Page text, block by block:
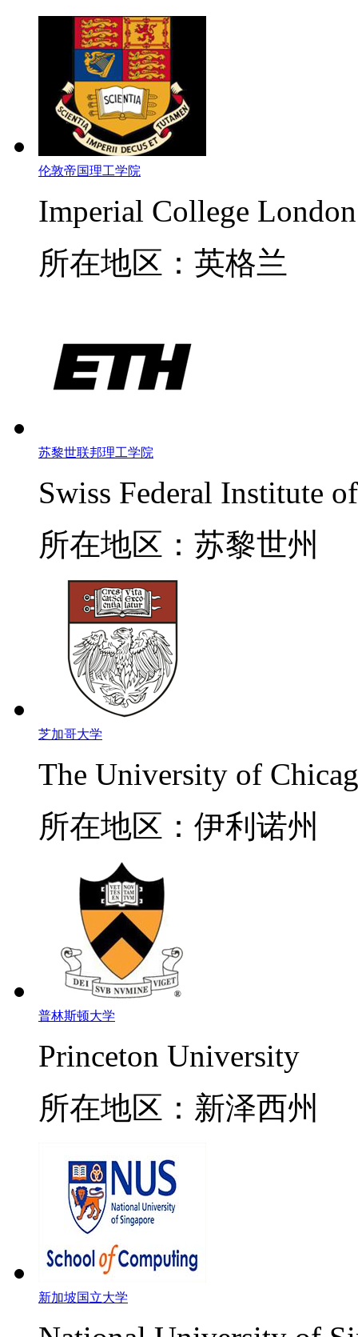
伦敦帝国理工学院
Imperial College London
所在地区：英格兰
苏黎世联邦理工学院
Swiss Federal Institute
所在地区：苏黎世州
芝加哥大学
The University of
所在地区：伊利诺州
普林斯顿大学
Princeton University
所在地区：新泽西州
新加坡国立大学